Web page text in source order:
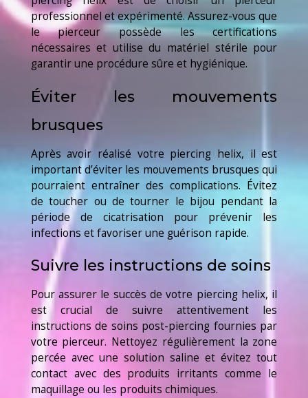
professionnel et expérimenté. Assurez-vous que
le pierceur possède les certifications
nécessaires et utilise du matériel stérile pour
garantir une procédure sûre et hygiénique.
Éviter les mouvements
brusques
Après avoir réalisé votre piercing helix, il est
important d’éviter les mouvements brusques qui
pourraient entraîner des complications. Évitez
de toucher ou de tourner le bijou pendant la
période de cicatrisation pour prévenir les
infections et favoriser une guérison rapide.
Suivre les instructions de soins
Pour assurer le succès de votre piercing helix, il
est crucial de suivre attentivement les
instructions de soins post-piercing fournies par
votre pierceur. Nettoyez régulièrement la zone
percée avec une solution saline et évitez tout
contact avec des produits irritants comme le
maquillage ou les produits chimiques.